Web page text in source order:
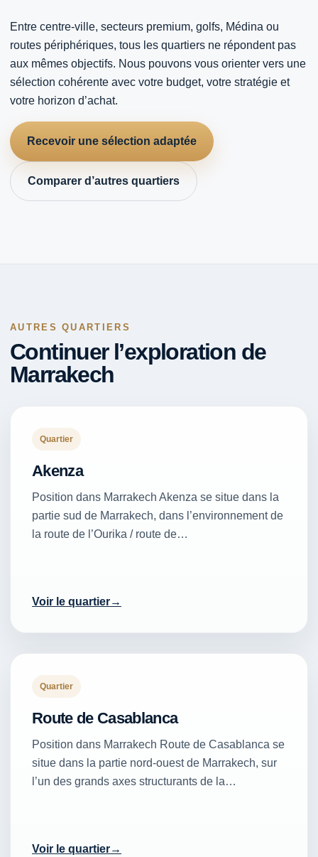
Entre centre-ville, secteurs premium, golfs, Médina ou
routes périphériques, tous les quartiers ne répondent pas
aux mêmes objectifs. Nous pouvons vous orienter vers une
sélection cohérente avec votre budget, votre stratégie et
votre horizon d’achat.
Recevoir une sélection adaptée
Comparer d’autres quartiers
AUTRES QUARTIERS
Continuer l’exploration de
Marrakech
Quartier
Akenza
Position dans Marrakech Akenza se situe dans la
partie sud de Marrakech, dans l’environnement de
la route de l’Ourika / route de…
Voir le quartier
Quartier
Route de Casablanca
Position dans Marrakech Route de Casablanca se
situe dans la partie nord-ouest de Marrakech, sur
l’un des grands axes structurants de la…
Voir le quartier